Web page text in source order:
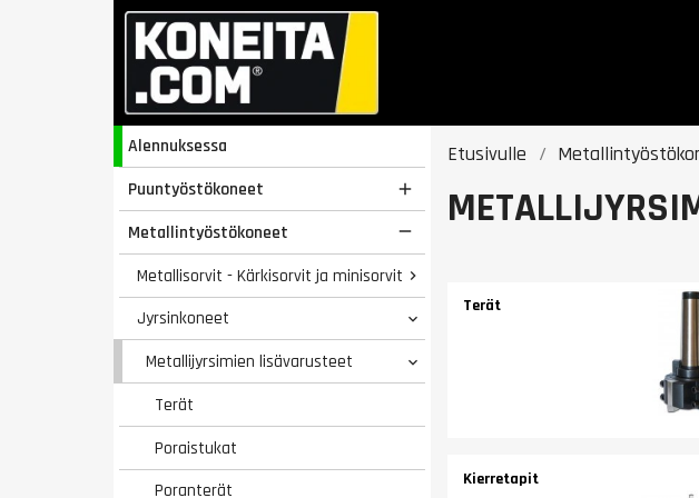
Alennuksessa
Puuntyöstökoneet

Metallintyöstökoneet 
Metallisorvit - Kärkisorvit ja minisorvit 
Jyrsinkoneet 
Metallijyrsimien lisävarusteet 
Terät
Poraistukat
Poranterät
Etusivulle
Terät
Kierretapit